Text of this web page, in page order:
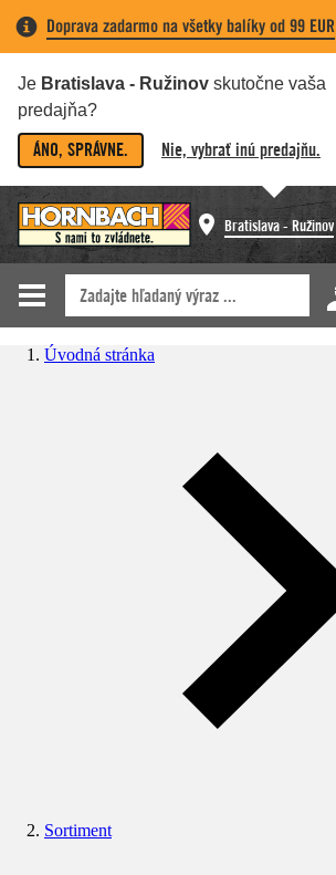
Doprava zadarmo na všetky balíky od 99 EUR
Je Bratislava - Ružinov skutočne vaša
predajňa?
ÁNO, SPRÁVNE. Nie, vybrať inú predajňu.
Bratislava - Ružinov
Úvodná stránka
Sortiment